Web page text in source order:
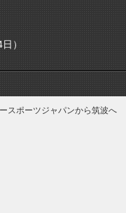
）
スポーツジャパンから筑波へ